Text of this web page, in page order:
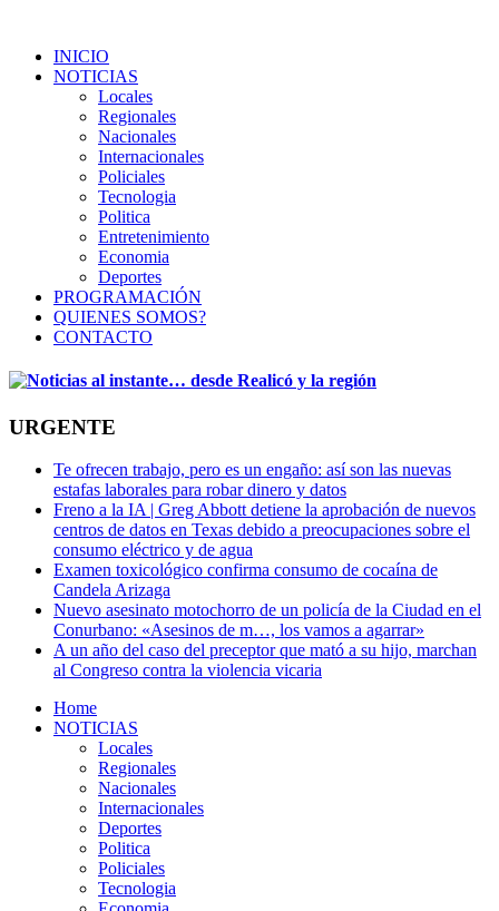
INICIO
NOTICIAS
Locales
Regionales
Nacionales
Internacionales
Policiales
Tecnologia
Politica
Entretenimiento
Economia
Deportes
PROGRAMACIÓN
QUIENES SOMOS?
CONTACTO
URGENTE
Te ofrecen trabajo, pero es un engaño: así son las nuevas
estafas laborales para robar dinero y datos
Freno a la IA | Greg Abbott detiene la aprobación de nuevos
centros de datos en Texas debido a preocupaciones sobre el
consumo eléctrico y de agua
Examen toxicológico confirma consumo de cocaína de
Candela Arizaga
Nuevo asesinato motochorro de un policía de la Ciudad en el
Conurbano: «Asesinos de m…, los vamos a agarrar»
A un año del caso del preceptor que mató a su hijo, marchan
al Congreso contra la violencia vicaria
Home
NOTICIAS
Locales
Regionales
Nacionales
Internacionales
Deportes
Politica
Policiales
Tecnologia